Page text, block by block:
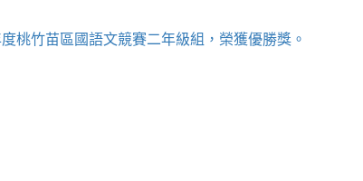
桃竹苗區國語文競賽二年級組，榮獲優勝獎。